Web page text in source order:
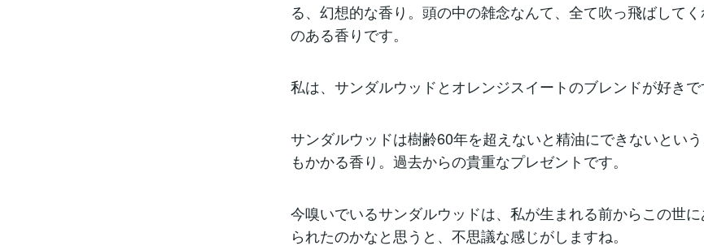
る、幻想的な香り。頭の中の雑念なんて、全て吹っ飛ばして
のある香りです。
私は、サンダルウッドとオレンジスイートのブレンドが好きで
サンダルウッドは樹齢60年を超えないと精油にできないとい
もかかる香り。過去からの貴重なプレゼントです。
今嗅いでいるサンダルウッドは、私が生まれる前からこの世
られたのかなと思うと、不思議な感じがしますね。